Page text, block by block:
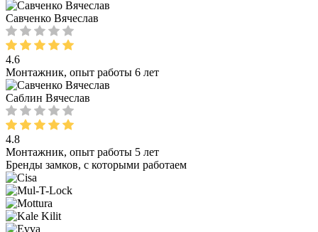
Савченко Вячеслав
4.6
Монтажник, опыт работы 6 лет
Саблин Вячеслав
4.8
Монтажник, опыт работы 5 лет
Бренды замков, с которыми работаем